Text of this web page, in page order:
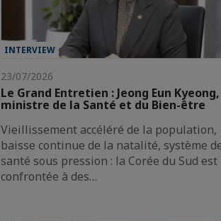
INTERVIEW
23/07/2026
Le Grand Entretien : Jeong Eun Kyeong,
ministre de la Santé et du Bien-être
Vieillissement accéléré de la population,
baisse continue de la natalité, système
santé sous pression : la Corée du Sud est
confrontée à des…